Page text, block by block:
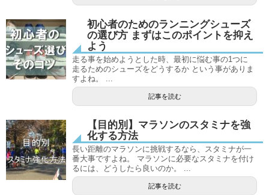
初心者のためのランニングシューズ
の選び方 まずはこのポイントを抑え
よう
走る事を始めようとした時、最初に悩む事の1つに
走るためのシューズをどうするか という事がありま
すよね。 ...
記事を読む
【目的別】マラソンのスタミナを強
化する方法
長い距離のマラソンに挑戦するなら、スタミナが一
番大事ですよね。 マラソンに必要なスタミナを付け
るには、どうしたら良いのか。 ...
記事を読む